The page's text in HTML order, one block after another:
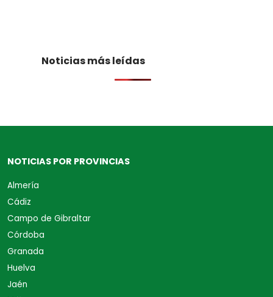
Noticias más leídas
NOTICIAS POR PROVINCIAS
Almería
Cádiz
Campo de Gibraltar
Córdoba
Granada
Huelva
Jaén